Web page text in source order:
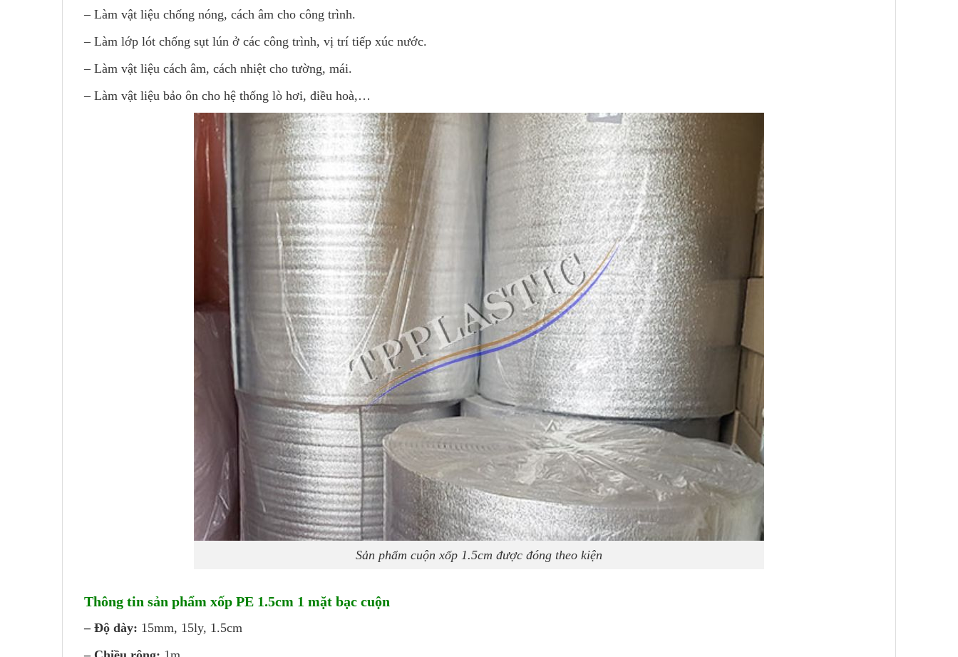
– Làm vật liệu chống nóng, cách âm cho công trình.
– Làm lớp lót chống sụt lún ở các công trình, vị trí tiếp xúc nước.
– Làm vật liệu cách âm, cách nhiệt cho tường, mái.
– Làm vật liệu bảo ôn cho hệ thống lò hơi, điều hoà,…
Sản phẩm cuộn xốp 1.5cm được đóng theo kiện
Thông tin sản phẩm xốp PE 1.5cm 1 mặt bạc cuộn
– Độ dày: 15mm, 15ly, 1.5cm